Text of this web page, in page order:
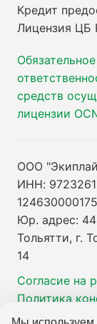
Кредит
Лицензия ЦБ
средств
лицензии
ООО
ИНН:
Юр. адрес:
Тольятти, г.
14
Согласие на
Политика